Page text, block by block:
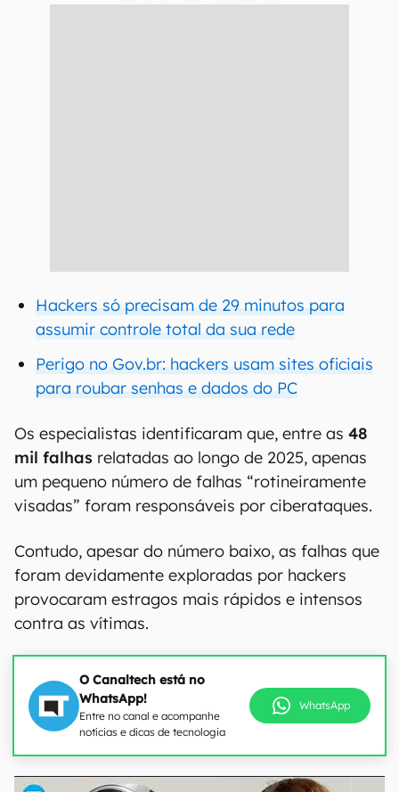
Hackers só precisam de 29 minutos para
assumir controle total da sua rede
Perigo no Gov.br: hackers usam sites oficiais
para roubar senhas e dados do PC
Os especialistas identificaram que, entre as 48
mil falhas relatadas ao longo de 2025, apenas
um pequeno número de falhas “rotineiramente
visadas” foram responsáveis por ciberataques.
Contudo, apesar do número baixo, as falhas que
foram devidamente exploradas por hackers
provocaram estragos mais rápidos e intensos
contra as vítimas.
O Canaltech está no
WhatsApp!
Entre no canal e acompanhe
notícias e dicas de tecnologia
WhatsApp